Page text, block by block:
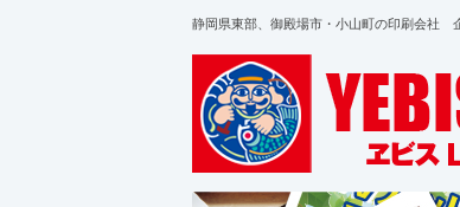
静岡県東部、御殿場市・小山町の印刷会社